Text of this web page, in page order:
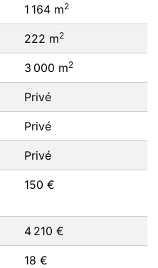
1 164 m2
222 m2
3 000 m2
Privé
Privé
Privé
150 €
4 210 €
18 €